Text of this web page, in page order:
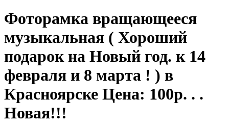
Фоторамка вращающееся
музыкальная ( Хороший
подарок на Новый год. к 14
февраля и 8 марта ! ) в
Красноярске Цена: 100р. . .
Новая!!!